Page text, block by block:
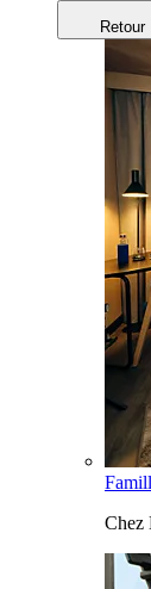
Retour
Chez